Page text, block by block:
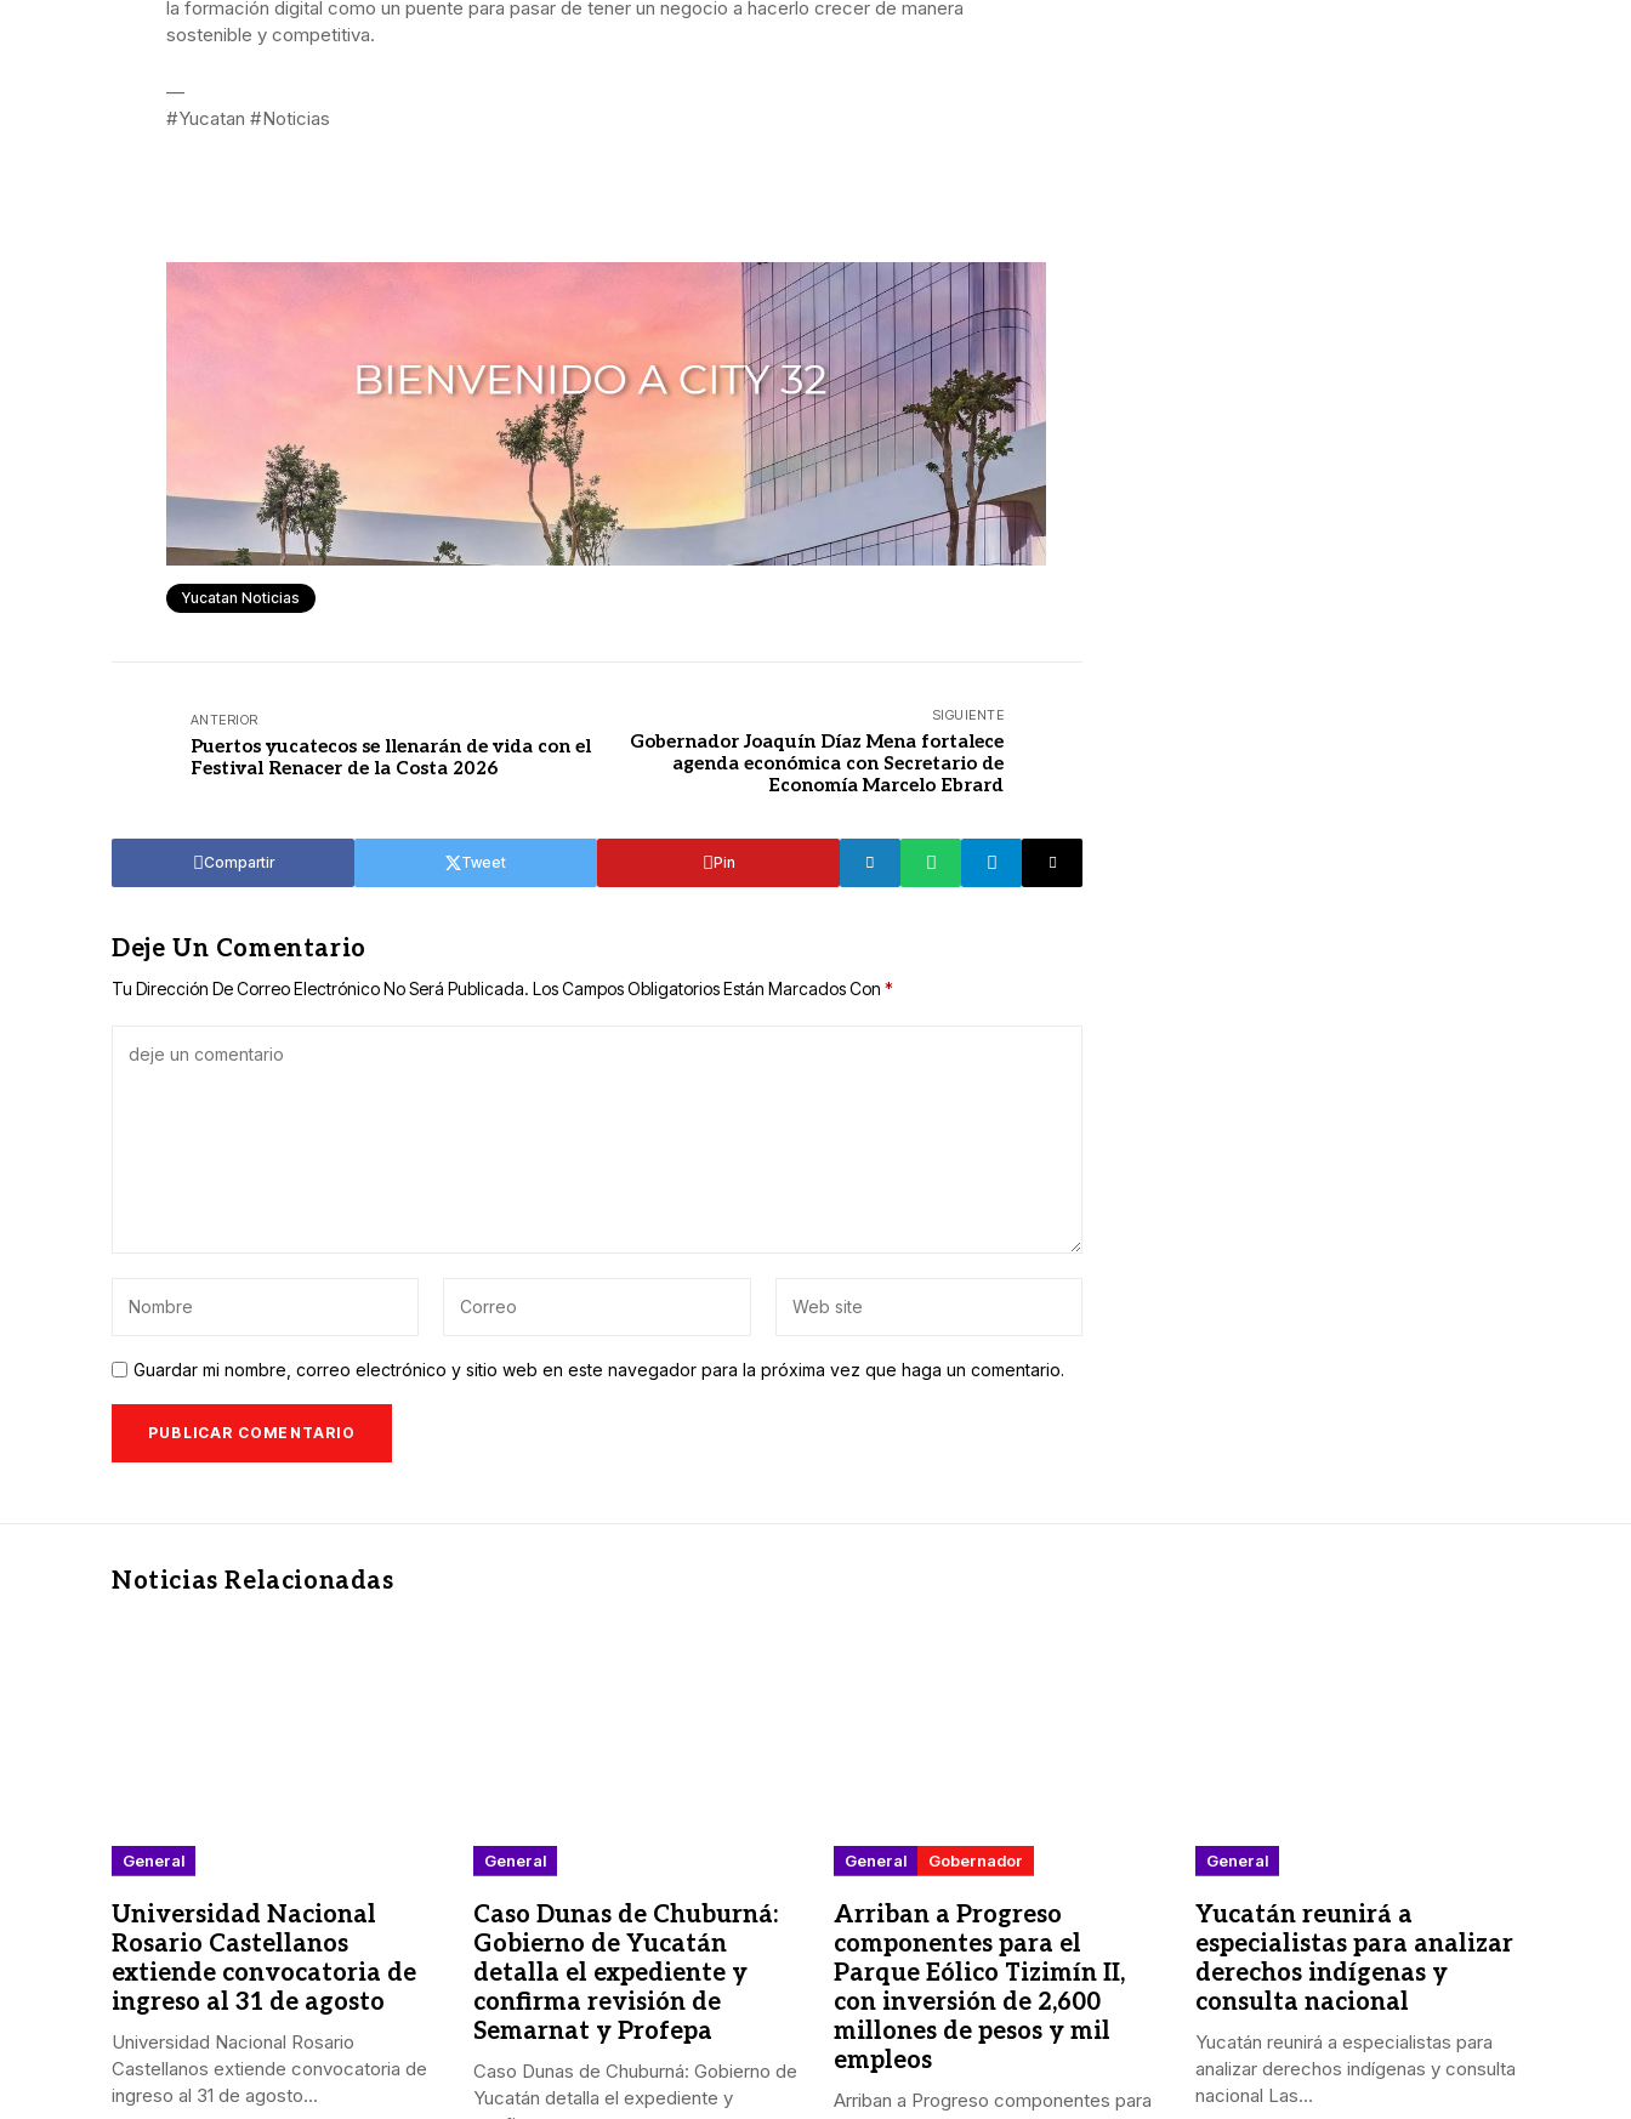
la formación digital como un puente para pasar de tener un negocio a hacerlo crecer de manera
sostenible y competitiva.
—
#Yucatan #Noticias
Yucatan Noticias
ANTERIOR
Puertos yucatecos se llenarán de vida con el
Festival Renacer de la Costa 2026
SIGUIENTE
Gobernador Joaquín Díaz Mena fortalece
agenda económica con Secretario de
Economía Marcelo Ebrard
Compartir Tweet Pin
Deje Un Comentario
Tu Dirección De Correo Electrónico No Será Publicada. Los Campos Obligatorios Están Marcados Con *
Guardar mi nombre, correo electrónico y sitio web en este navegador para la próxima vez que haga un comentario.
Noticias Relacionadas
General
Universidad Nacional
Rosario Castellanos
extiende convocatoria de
ingreso al 31 de agosto
Universidad Nacional Rosario
Castellanos extiende convocatoria de
ingreso al 31 de agosto...
General
Caso Dunas de Chuburná:
Gobierno de Yucatán
detalla el expediente y
confirma revisión de
Semarnat y Profepa
Caso Dunas de Chuburná: Gobierno de
Yucatán detalla el expediente y
General Gobernador
Arriban a Progreso
componentes para el
Parque Eólico Tizimín II,
con inversión de 2,600
millones de pesos y mil
empleos
Arriban a Progreso componentes para
General
Yucatán reunirá a
especialistas para analizar
derechos indígenas y
consulta nacional
Yucatán reunirá a especialistas para
analizar derechos indígenas y consulta
nacional Las...